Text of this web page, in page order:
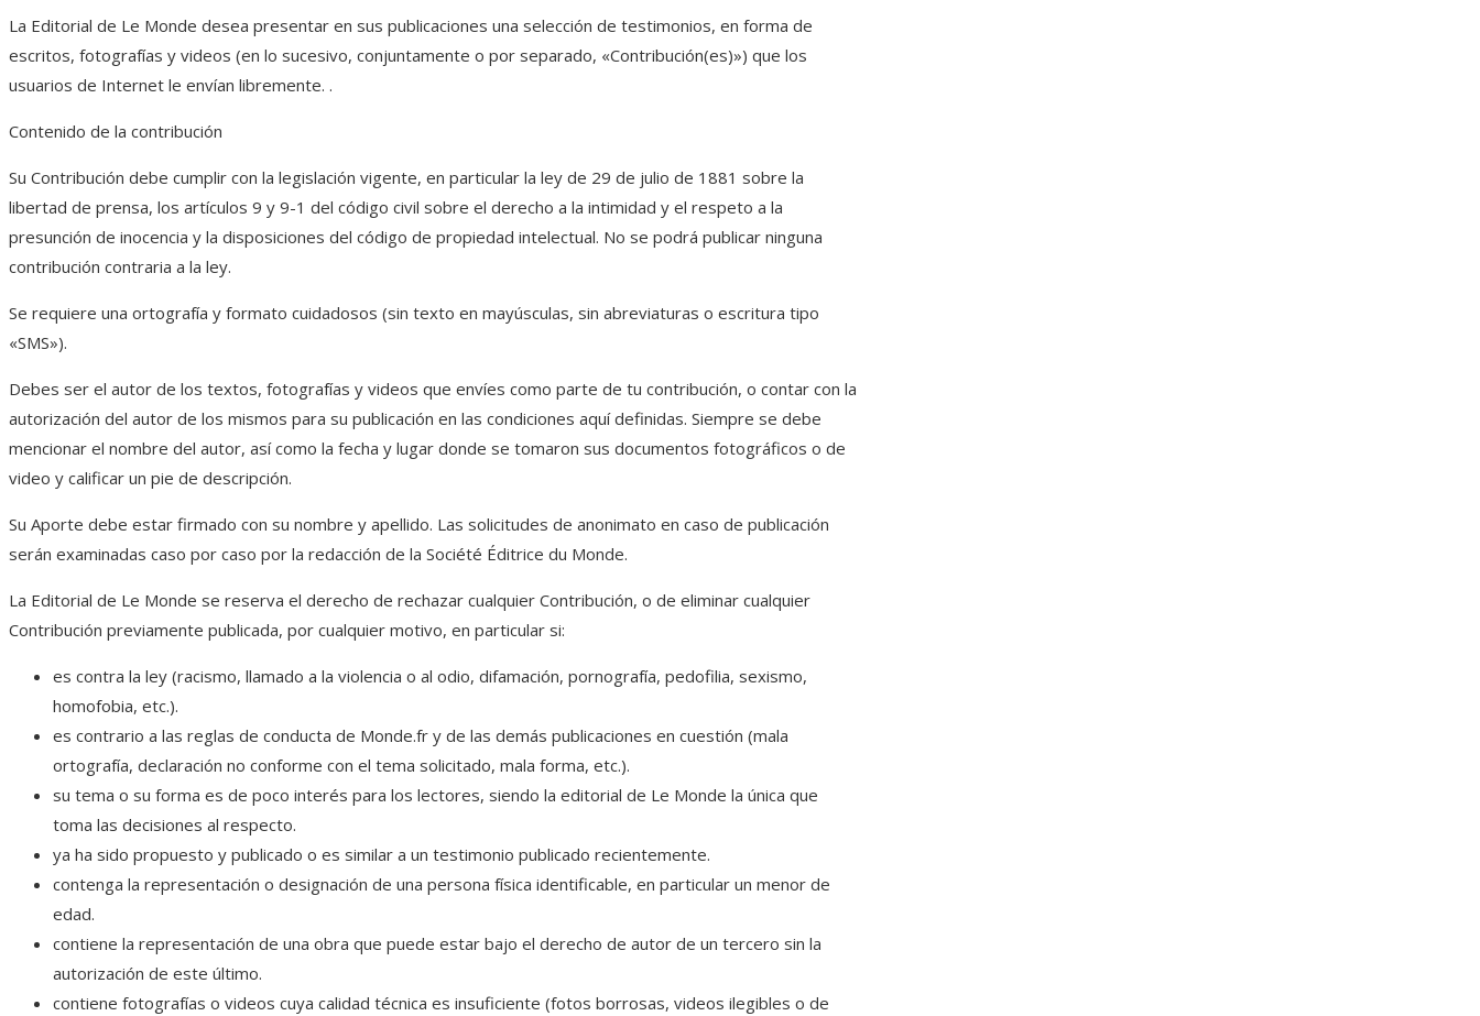
La Editorial de Le Monde desea presentar en sus publicaciones una selección de testimonios, en forma de
escritos, fotografías y videos (en lo sucesivo, conjuntamente o por separado, «Contribución(es)») que los
usuarios de Internet le envían libremente. .
Contenido de la contribución
Su Contribución debe cumplir con la legislación vigente, en particular la ley de 29 de julio de 1881 sobre la
libertad de prensa, los artículos 9 y 9-1 del código civil sobre el derecho a la intimidad y el respeto a la
presunción de inocencia y la disposiciones del código de propiedad intelectual. No se podrá publicar ninguna
contribución contraria a la ley.
Se requiere una ortografía y formato cuidadosos (sin texto en mayúsculas, sin abreviaturas o escritura tipo
«SMS»).
Debes ser el autor de los textos, fotografías y videos que envíes como parte de tu contribución, o contar con la
autorización del autor de los mismos para su publicación en las condiciones aquí definidas. Siempre se debe
mencionar el nombre del autor, así como la fecha y lugar donde se tomaron sus documentos fotográficos o de
video y calificar un pie de descripción.
Su Aporte debe estar firmado con su nombre y apellido. Las solicitudes de anonimato en caso de publicación
serán examinadas caso por caso por la redacción de la Société Éditrice du Monde.
La Editorial de Le Monde se reserva el derecho de rechazar cualquier Contribución, o de eliminar cualquier
Contribución previamente publicada, por cualquier motivo, en particular si:
es contra la ley (racismo, llamado a la violencia o al odio, difamación, pornografía, pedofilia, sexismo,
homofobia, etc.).
es contrario a las reglas de conducta de Monde.fr y de las demás publicaciones en cuestión (mala
ortografía, declaración no conforme con el tema solicitado, mala forma, etc.).
su tema o su forma es de poco interés para los lectores, siendo la editorial de Le Monde la única que
toma las decisiones al respecto.
ya ha sido propuesto y publicado o es similar a un testimonio publicado recientemente.
contenga la representación o designación de una persona física identificable, en particular un menor de
edad.
contiene la representación de una obra que puede estar bajo el derecho de autor de un tercero sin la
autorización de este último.
contiene fotografías o videos cuya calidad técnica es insuficiente (fotos borrosas, videos ilegibles o de